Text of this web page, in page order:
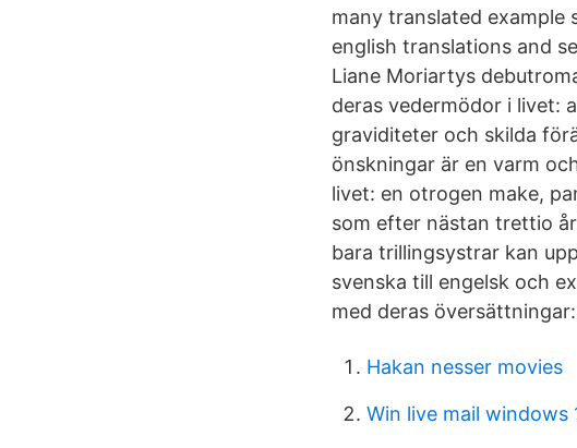
many translated example
english translations and
Liane Moriartys
deras vedermödor i livet:
graviditeter och skilda
önskningar är en varm
livet: en otrogen make,
som efter nästan trettio
bara trillingsystrar kan
svenska till engelsk och
med deras
Hakan nesser movies
Win live mail windows